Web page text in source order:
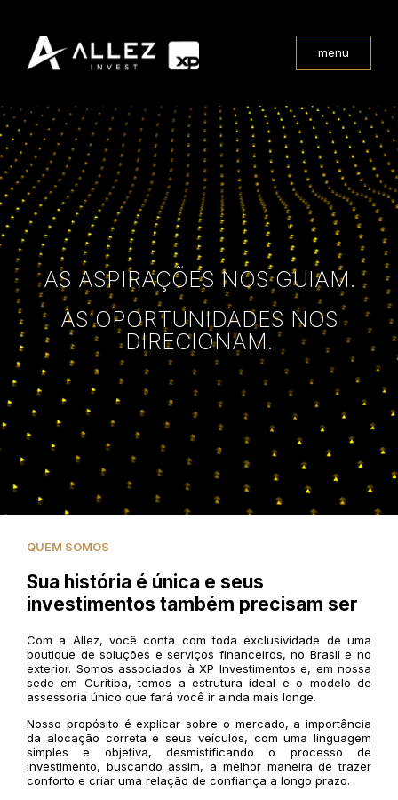
menu
AS ASPIRAÇÕES NOS GUIAM.
AS OPORTUNIDADES NOS
DIRECIONAM.
QUEM SOMOS
Sua história é única e seus
investimentos também precisam ser
Com a Allez, você conta com toda exclusividade de uma
boutique de soluções e serviços financeiros, no Brasil e no
exterior. Somos associados à XP Investimentos e, em nossa
sede em Curitiba, temos a estrutura ideal e o modelo de
assessoria único que fará você ir ainda mais longe.
Nosso propósito é explicar sobre o mercado, a importância
da alocação correta e seus veículos, com uma linguagem
simples e objetiva, desmistificando o processo de
investimento, buscando assim, a melhor maneira de trazer
conforto e criar uma relação de confiança a longo prazo.